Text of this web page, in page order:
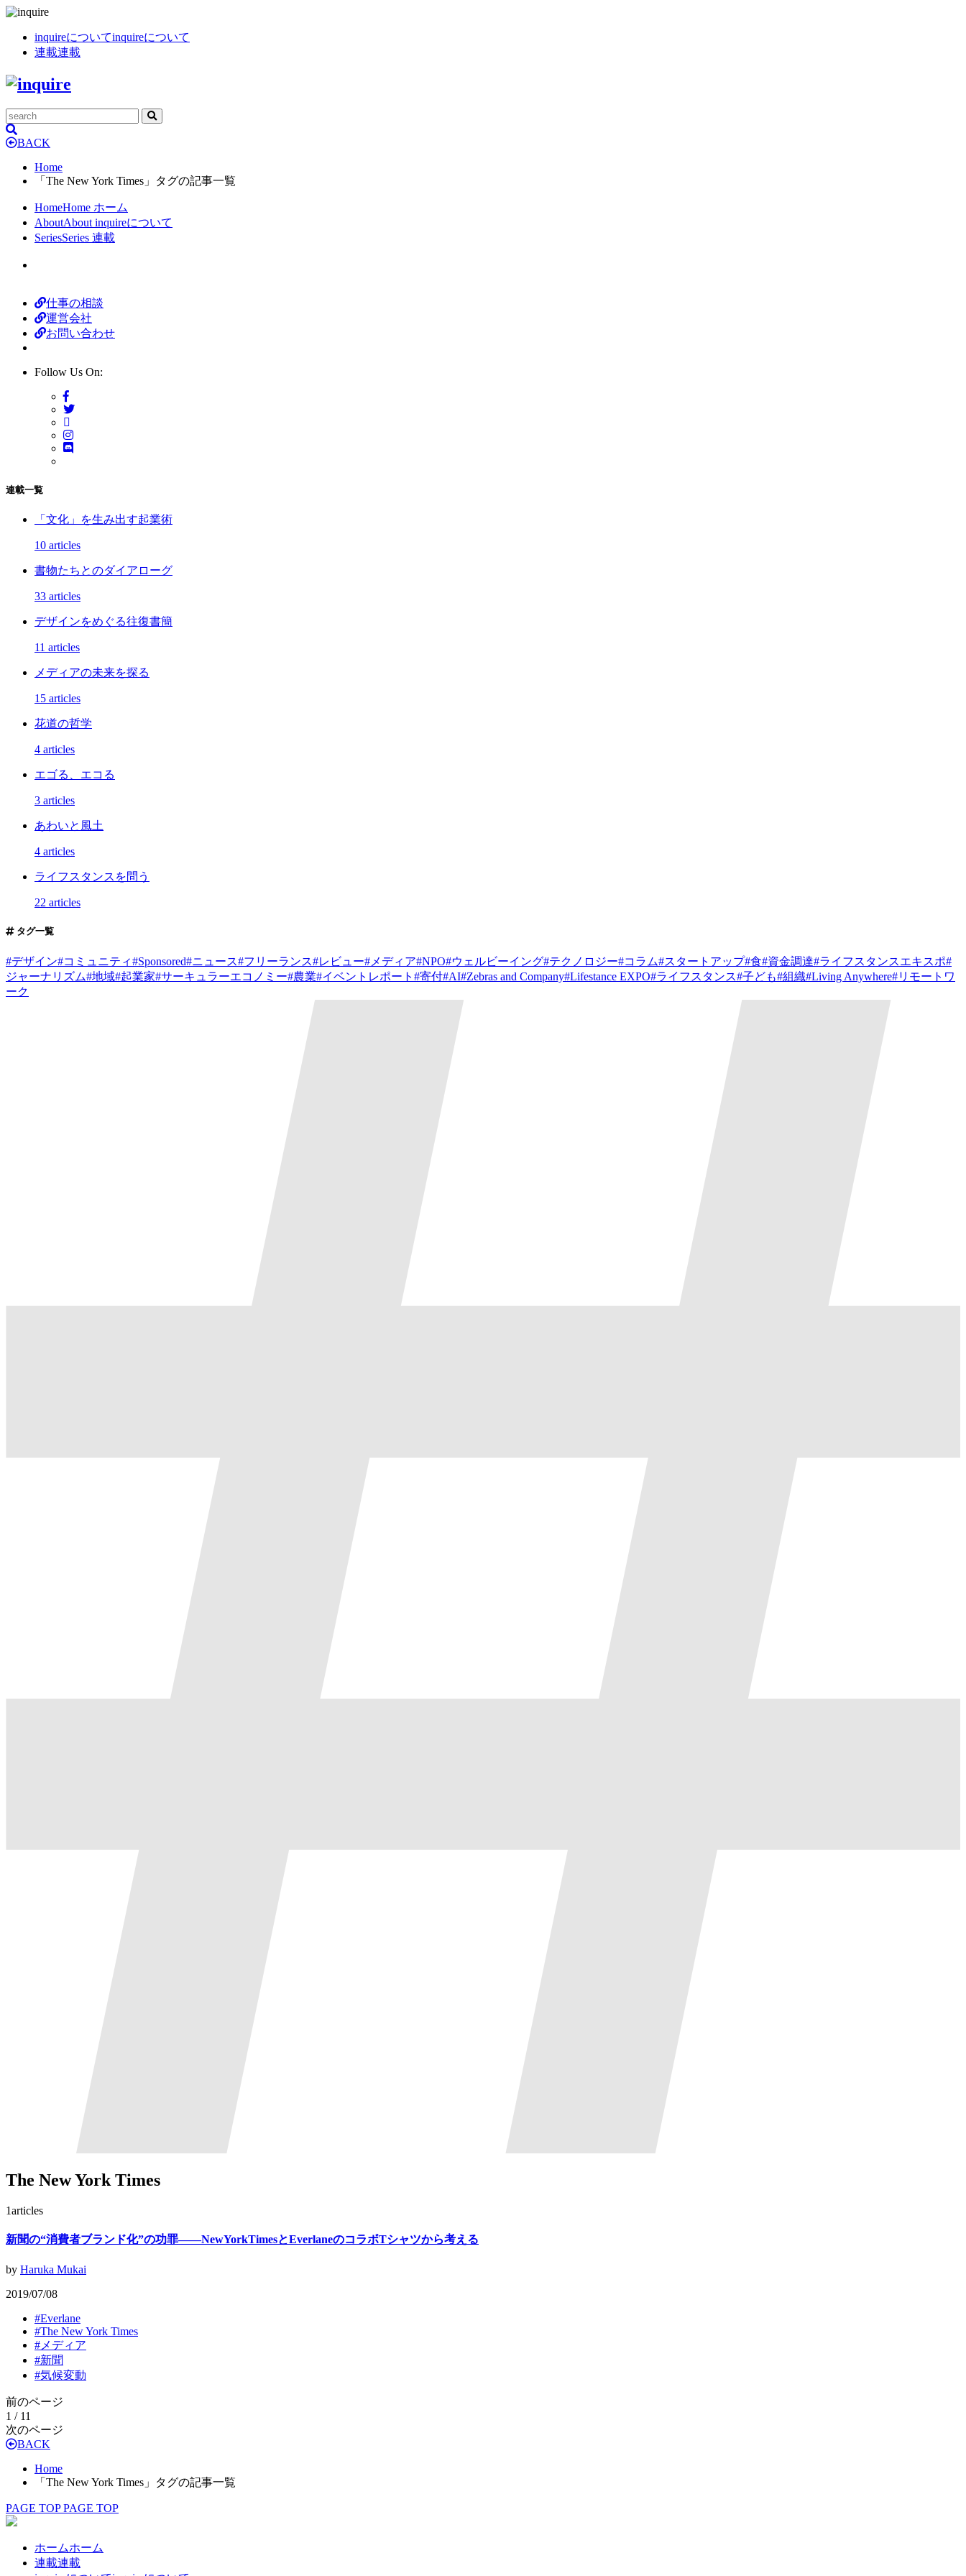
inquireについてinquireについて
連載連載
BACK
Home
「The New York Times」タグの記事一覧
HomeHome ホーム
AboutAbout inquireについて
SeriesSeries 連載
仕事の相談
運営会社
お問い合わせ
Follow Us On:
連載一覧
「文化」を生み出す起業術
10 articles
書物たちとのダイアローグ
33 articles
デザインをめぐる往復書簡
11 articles
メディアの未来を探る
15 articles
花道の哲学
4 articles
エゴる、エコる
3 articles
あわいと風土
4 articles
ライフスタンスを問う
22 articles
タグ一覧
#デザイン#コミュニティ#Sponsored#ニュース#フリーランス#レビュー# メディア#NPO#ウェルビーイング#テクノロジー#コラム#スタートアップ#食#資金調達#ライフスタンスエキスポ#
ジャーナリズム#地域#起業家#サーキュラーエコノミー#農業#イベントレポート #寄付#AI#Zebras and Company#Lifestance EXPO#ライフスタンス#子ども#組織#Living Anywhere#リモートワ
ーク
The New York Times
1articles
新聞の“消費者ブランド化”の功罪——NewYorkTimesとEverlaneのコラボTシャツから考える
by Haruka Mukai
2019/07/08
#Everlane
#The New York Times
# メディア
#新聞
#気候変動
前のページ
1 / 11
次のページ
BACK
Home
「The New York Times」タグの記事一覧
PAGE TOP PAGE TOP
ホームホーム
連載連載